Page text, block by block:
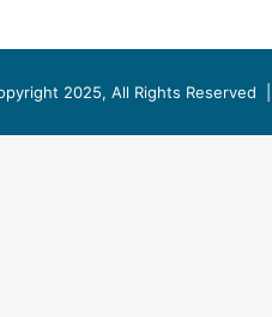
2025, All Rights Reserved |